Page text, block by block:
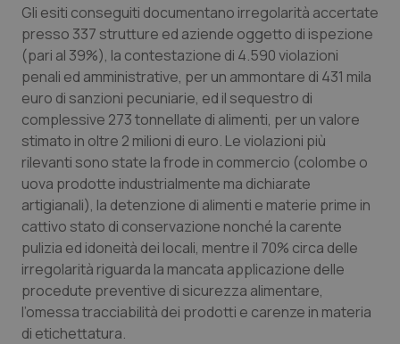
Piemonte
Provincia Autonoma di Bolzano
Provincia Autonoma di Trento
Puglia
Sardegna
Sicilia
Toscana
Umbria
HIV
Infezioni & Febbre
Ipertensione & Scompenso
Malattie rare
Malattia di Crohn & Rettocolite Ulcerosa
Neuroscienze & patologie neurodegenerative
Obesità
Oftalmologia
Gli esiti conseguiti documentano irregolarità accertate
presso 337 strutture ed aziende oggetto di ispezione
(pari al 39%), la contestazione di 4.590 violazioni
penali ed amministrative, per un ammontare di 431 mila
euro di sanzioni pecuniarie, ed il sequestro di
complessive 273 tonnellate di alimenti, per un valore
stimato in oltre 2 milioni di euro. Le violazioni più
rilevanti sono state la frode in commercio (colombe o
uova prodotte industrialmente ma dichiarate
artigianali), la detenzione di alimenti e materie prime in
cattivo stato di conservazione nonché la carente
pulizia ed idoneità dei locali, mentre il 70% circa delle
irregolarità riguarda la mancata applicazione delle
procedute preventive di sicurezza alimentare,
l’omessa tracciabilità dei prodotti e carenze in materia
di etichettatura.